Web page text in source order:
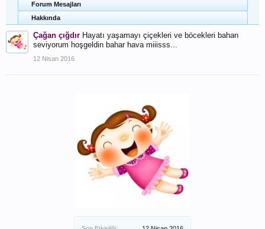
Forum Mesajları
Hakkında
Çağan çığdır Hayatı yaşamayı çiçekleri ve böcekleri baharı
seviyorum hoşgeldin bahar hava miiisss...
12 Nisan 2016